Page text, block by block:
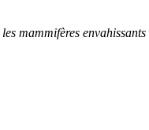
mammifères envahissants